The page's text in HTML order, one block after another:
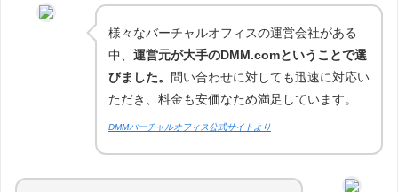
様々なバーチャルオフィスの運営会社がある
中、 運営元が大手のDMM.comということで選
びました。
問い合わせに対しても迅速に対応い
ただき、料金も安価なため満足しています。
DMMバーチャルオフィス公式サイトより